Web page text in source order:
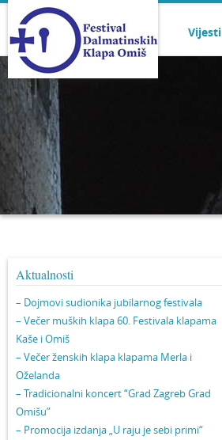
Vijesti
Aktualnosti
– Dojmovi sudionika jubilarnog festivala
– Večer muških klapa 60. Festivala klapama
Kaše i Omiš
– Večer ženskih klapa klapama Merla i
Oželanda
– Tradicionalni koncert “Grad Zagreb Grad
Omišu”
– Promocija izdanja „U raju je sebi primi“